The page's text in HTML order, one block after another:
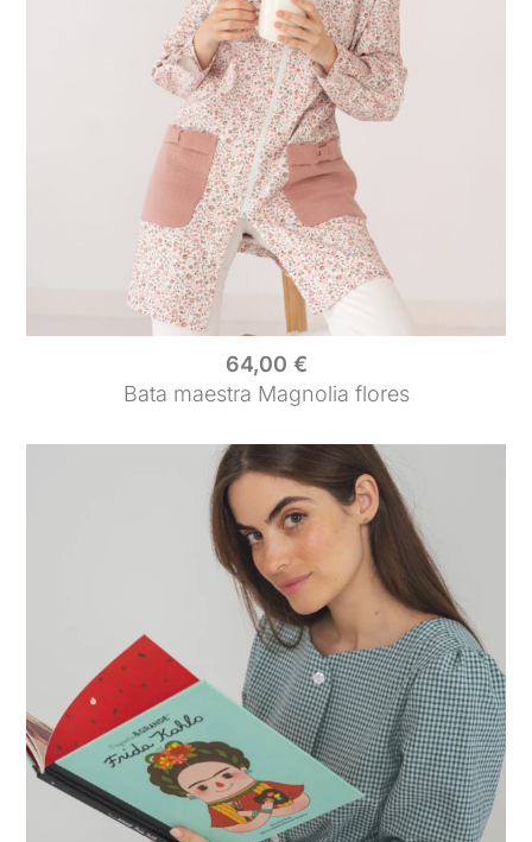
64,00 €
Bata maestra Magnolia flores